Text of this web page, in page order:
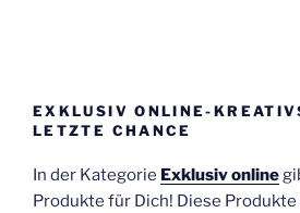
EXKLUSIV ONLINE-
LETZTE CHANCE
In der Kategorie Exklusiv online
Produkte für Dich! Diese